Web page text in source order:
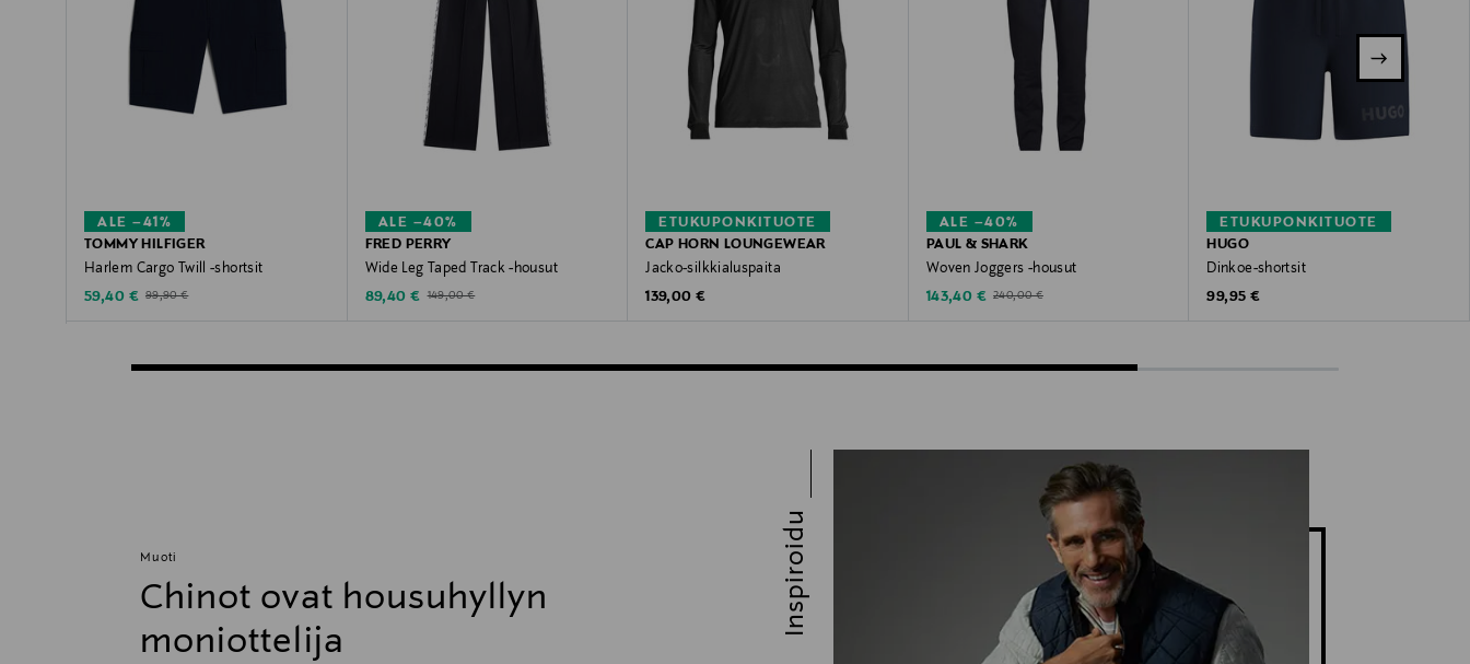
ALE –41%
TOMMY HILFIGER
Harlem Cargo Twill -shortsit
Discounted Price
59,40 € Original Price
99,90 €
ALE –40%
FRED PERRY
Wide Leg Taped Track -housut
Discounted Price
89,40 € Original Price
149,00 €
ETUKUPONKITUOTE
CAP HORN LOUNGEWEAR
Jacko-silkkialuspaita
Original Price
139,00 €
ALE –40%
PAUL & SHARK
Woven Joggers -housut
Discounted Price
143,40 € Original Price
240,00 €
ETUKUPONKITUOTE
HUGO
Dinkoe-shortsit
Original Price
99,95 €
Muoti
Chinot ovat housuhyllyn
moniottelija
Inspiroidu